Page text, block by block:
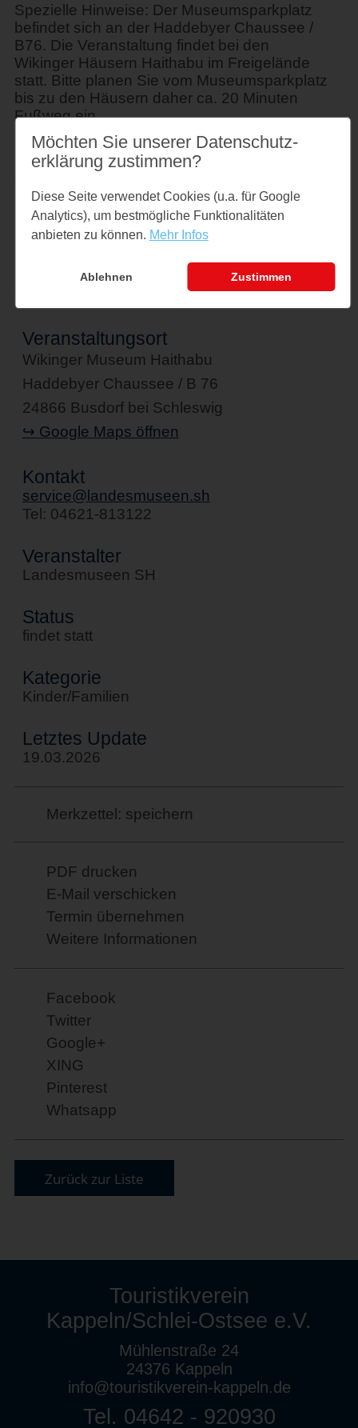
Spezielle Hinweise: Der Museumsparkplatz
befindet sich an der Haddebyer Chaussee /
B76. Die Veranstaltung findet bei den
Wikinger Häusern Haithabu im Freigelände
statt. Bitte planen Sie vom Museumsparkplatz
bis zu den Häusern daher ca. 20 Minuten
Fußweg ein.
Preise
Links
Veranstaltungsort
Wikinger Museum Haithabu
Haddebyer Chaussee / B 76
24866 Busdorf bei Schleswig
↪ Google Maps öffnen
Kontakt
service@landesmuseen.sh
Tel: 04621-813122
Veranstalter
Landesmuseen SH
Status
findet statt
Kategorie
Kinder/Familien
Letztes Update
19.03.2026
Merkzettel: speichern
PDF drucken
E-Mail verschicken
Termin übernehmen
Weitere Informationen
Facebook
Twitter
Google+
XING
Pinterest
Whatsapp
Zurück zur Liste
Touristikverein
Kappeln/Schlei-Ostsee e.V.
Mühlenstraße 24
24376 Kappeln
info@touristikverein-kappeln.de
Tel. 04642 - 920930
Möchten Sie unserer Datenschutz­
erklärung zustimmen?
Diese Seite verwendet Cookies (u.a. für Google
Analytics), um bestmögliche Funktionalitäten
anbieten zu können. Mehr Infos
Ablehnen Zustimmen